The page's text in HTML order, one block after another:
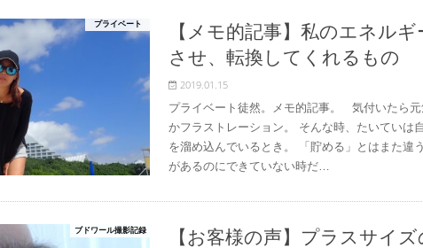
プライベート
【メモ的記事】私のエネルギ
させ、転換してくれるもの
2019.01.15
プライベート徒然。メモ的記事。 気付いたら
かフラストレーション。 そんな時、たいていは
を溜め込んでいるとき。 「貯める」とはまた違
があるのにできていない時だ…
ブドワール撮影記録
【お客様の声】プラスサイ